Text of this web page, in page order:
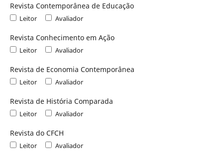
Revista Contemporânea de Educação
Leitor Avaliador
Revista Conhecimento em Ação
Leitor Avaliador
Revista de Economia Contemporânea
Leitor Avaliador
Revista de História Comparada
Leitor Avaliador
Revista do CFCH
Leitor Avaliador